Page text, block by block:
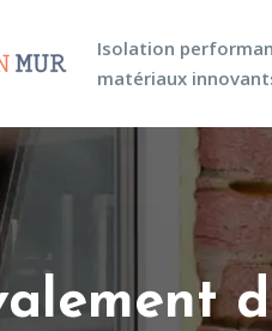
Isolation
matériaux